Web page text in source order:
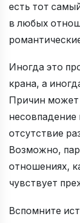
есть тот
в любых
Иногда это
крана, а
Причин может
несовпадение
отсутствие
Возможно,
отношениях,
чувствует
Вспомните